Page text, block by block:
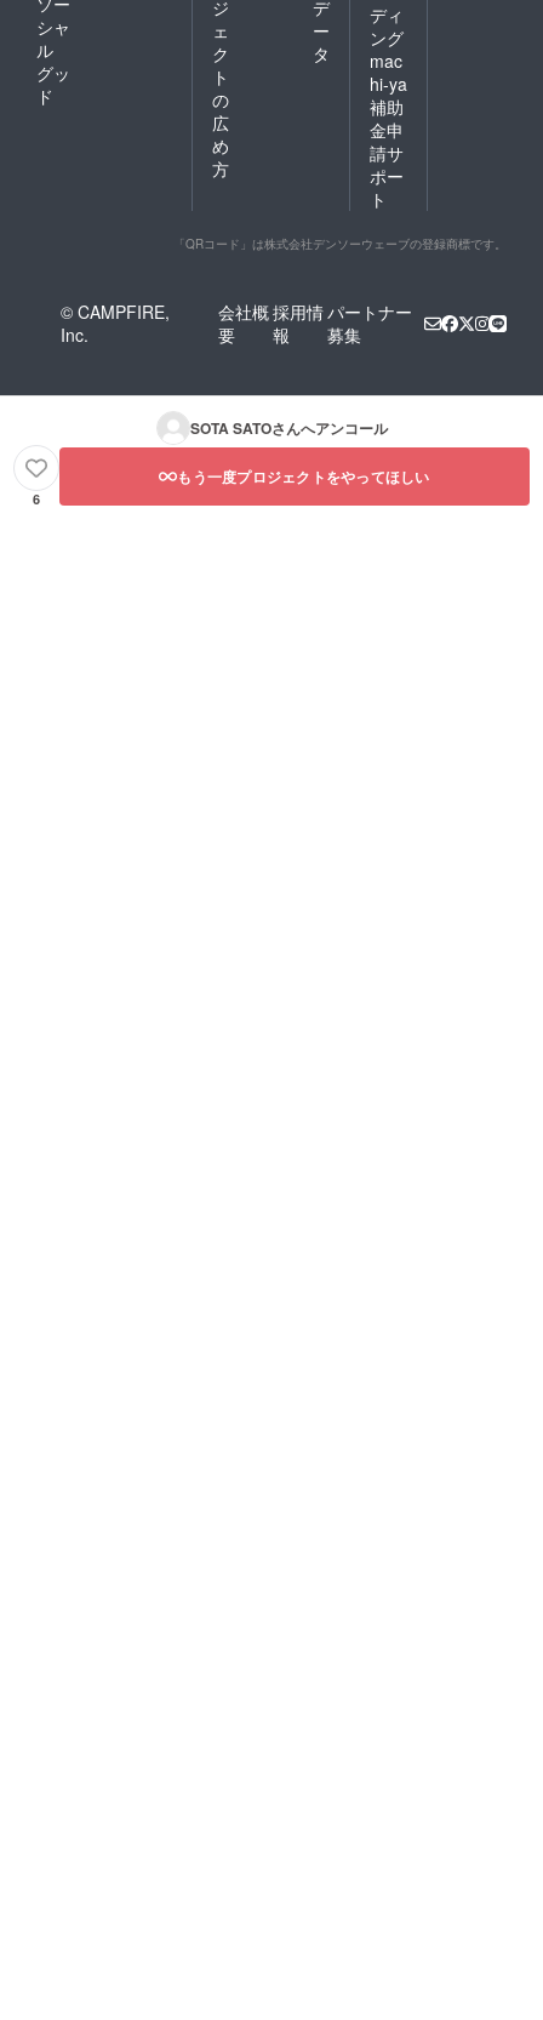
シャ
ル
グッ
ド
ジ
ェ
ク
ト
の
広
め
方
デ
ー
タ
ディ
ング
mac
hi-ya
補助
金申
請サ
ポー
ト
「QRコード」は株式会社デンソーウェーブの登録商標です。
© CAMPFIRE,
Inc.
会社概
要
採用情
報
パートナー
募集
SOTA SATOさんへアンコール
6
もう一度プロジェクトをやってほしい